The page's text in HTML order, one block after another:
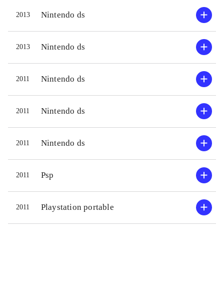
2013 Nintendo ds
2013 Nintendo ds
2011 Nintendo ds
2011 Nintendo ds
2011 Nintendo ds
2011 Psp
2011 Playstation portable